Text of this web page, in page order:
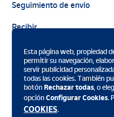
Seguimiento de envío
Recibir
Enviar
Descarga la App de Correos
Esta página web, propiedad
permitir su navegación,
servir publicidad
todas las cookies. También
botón Rechazar todas, o
opciónConfigurar Cookies.
COOKIES.